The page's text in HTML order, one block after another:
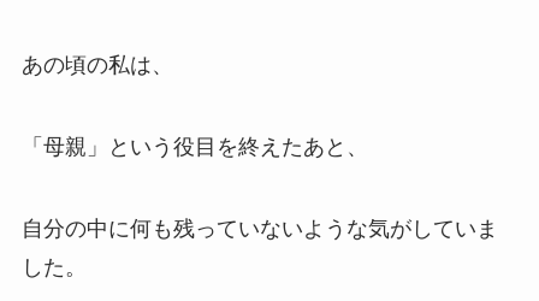
あの頃の私は、
「母親」という役目を終えたあと、
自分の中に何も残っていないような気がしていま
した。